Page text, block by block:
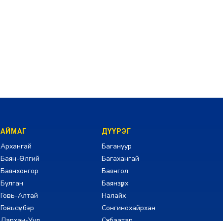
АЙМАГ
Архангай
Баян-Өлгий
Баянхонгор
Булган
Говь-Алтай
Говьсүмбэр
ДҮҮРЭГ
Багануур
Багахангай
Баянгол
Баянзүрх
Налайх
Сонгинохайрхан